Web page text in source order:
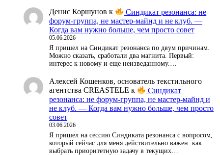
Денис Коршунов к
Синдикат резонанса: не
форум-группа, не мастер-майнд и не клуб. —
Когда вам нужно больше, чем просто совет
05.06.2026
Я пришел на Синдикат резонанса по двум причинам.
Можно сказать, сработали два магнита. Первый:
интерес к новому и еще неизведанному.…
Алексей Кошенков, основатель текстильного
агентства CREASTELE к
Синдикат
резонанса: не форум-группа, не мастер-майнд и
не клуб. — Когда вам нужно больше, чем просто
совет
03.06.2026
Я пришел на сессию Синдиката резонанса с вопросом,
который сейчас для меня действительно важен: как
выбрать приоритетную задачу в текущих…